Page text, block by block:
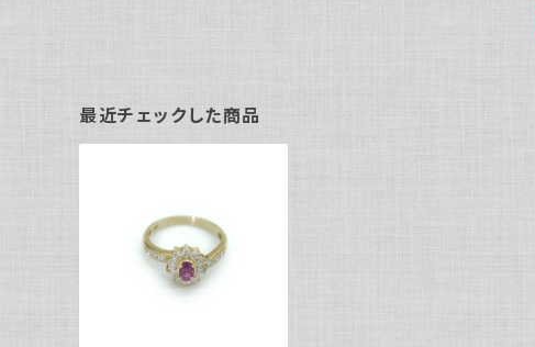
最近チェックした商品